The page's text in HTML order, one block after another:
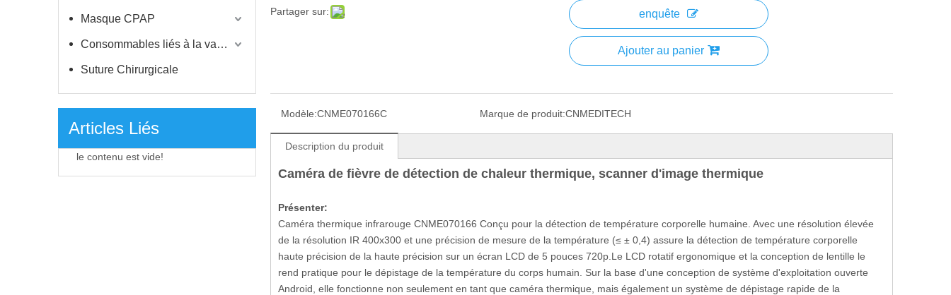
Masque CPAP
Consommables liés à la vaccination
Suture Chirurgicale
Articles Liés
le contenu est vide!
Partager sur: enquête
Ajouter au panier
Modèle:CNME070166C Marque de produit:CNMEDITECH
Description du produit
Caméra de fièvre de détection de chaleur thermique, scanner d'image thermique
Présenter:
Caméra thermique infrarouge CNME070166 Conçu pour la détection de température corporelle humaine. Avec une résolution élevée
de la résolution IR 400x300 et une précision de mesure de la température (≤ ± 0,4) assure la détection de température corporelle
haute précision de la haute précision sur un écran LCD de 5 pouces 720p.Le LCD rotatif ergonomique et la conception de lentille le
rend pratique pour le dépistage de la température du corps humain. Sur la base d'une conception de système d'exploitation ouverte
Android, elle fonctionne non seulement en tant que caméra thermique, mais également un système de dépistage rapide de la